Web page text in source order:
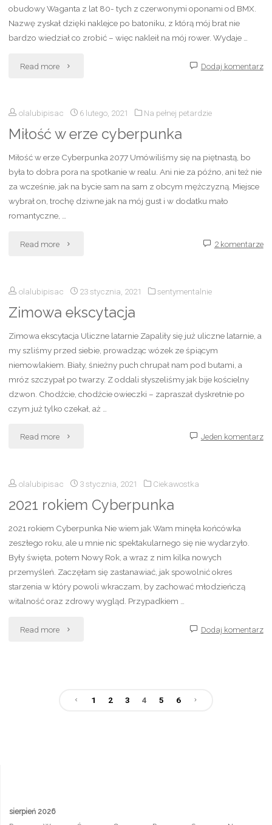
obudowy Waganta z lat 80- tych z czerwonymi oponami od BMX.
Nazwę zyskał dzięki naklejce po batoniku, z którą mój brat nie
bardzo wiedział co zrobić – więc nakleił na mój rower. Wydaje …
Read more "Snickers" Dodaj komentarz
olalubipisac 6 lutego, 2021 Na pełnej petardzie
Miłość w erze cyberpunka
Miłość w erze Cyberpunka 2077 Umówiliśmy się na piętnastą, bo
była to dobra pora na spotkanie w realu. Ani nie za późno, ani też nie
za wcześnie, jak na bycie sam na sam z obcym mężczyzną. Miejsce
wybrał on, trochę dziwne jak na mój gust i w dodatku mało
romantyczne, …
Read more "Miłość
erze
cyberpunka"
2 komentarze
olalubipisac 23 stycznia, 2021 sentymentalnie
Zimowa ekscytacja
Zimowa ekscytacja Uliczne latarnie Zapaliły się już uliczne latarnie, a
my szliśmy przed siebie, prowadząc wózek ze śpiącym
niemowlakiem. Biały, śnieżny puch chrupał nam pod butami, a
mróz szczypał po twarzy. Z oddali słyszeliśmy jak bije kościelny
dzwon. Chodźcie, chodźcie owieczki – zapraszał dyskretnie po
czym już tylko czekał, aż …
Read more "Zimowa Jeden komentarz
olalubipisac 3 stycznia, 2021 Ciekawostka
2021 rokiem Cyberpunka
2021 rokiem Cyberpunka Nie wiem jak Wam minęła końcówka
zeszłego roku, ale u mnie nic spektakularnego się nie wydarzyło.
Były święta, potem Nowy Rok, a wraz z nim kilka nowych
przemyśleń. Zaczęłam się zastanawiać, jak spowolnić okres
starzenia w który powoli wkraczam, by zachować młodzieńczą
witalność oraz zdrowy wygląd. Przypadkiem …
Read more "2021 Dodaj komentarz
1 2 3 4 5 6
sierpień 2026